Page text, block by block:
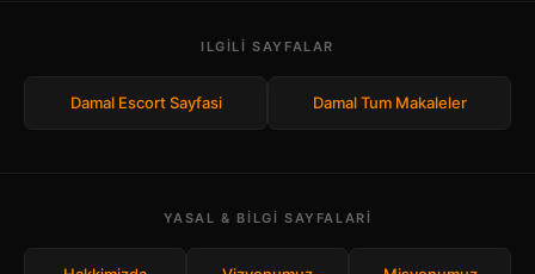
ILGILI SAYFALAR
Damal Escort Sayfasi Damal Tum Makaleler
YASAL & BILGI SAYFALARI